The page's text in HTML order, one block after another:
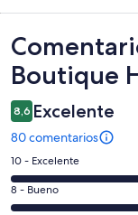
Boutique
8,6 Excelente
80 comentarios
38
comentarios
de
10 - Excelente
30
comentarios
8 - Bueno